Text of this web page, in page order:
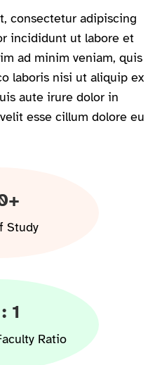
consectetur adipiscing
incididunt ut labore et
ad minim veniam, quis
laboris nisi ut aliquip ex
aute irure dolor in
esse cillum dolore eu
Study
1
Ratio